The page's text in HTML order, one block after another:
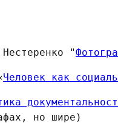
"
Человек как
но шире)